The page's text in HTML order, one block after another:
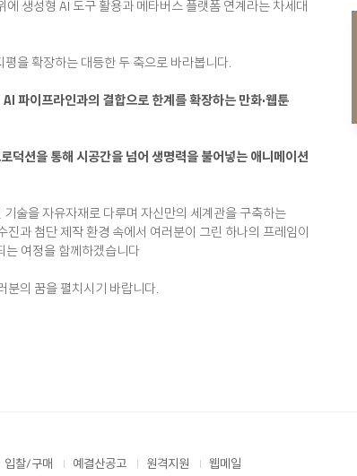
생성형 AI 도구 활용과 메타버스 플랫폼 연계라는 차세대
을 확장하는 대등한 두 축으로 바라봅니다.
파이프라인과의 결합으로 한계를 확장하는 만화·웹툰
덕션을 통해 시공간을 넘어 생명력을 불어넣는 애니메이션
술을 자유자재로 다루며 자신만의 세계관을 구축하는
과 첨단 제작 환경 속에서 여러분이 그린 하나의 프레임이
는 여정을 함께하겠습니다
분의 꿈을 펼치시기 바랍니다.
입찰/구매 예결산공고 원격지원 웹메일